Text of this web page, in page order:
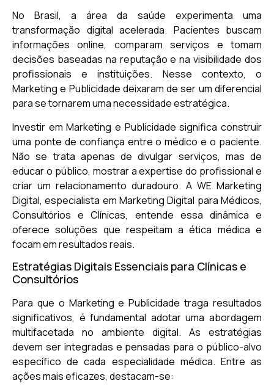
No Brasil, a área da saúde experimenta uma
transformação digital acelerada. Pacientes buscam
informações online, comparam serviços e tomam
decisões baseadas na reputação e na visibilidade dos
profissionais e instituições. Nesse contexto, o
Marketing e Publicidade deixaram de ser um diferencial
para se tornarem uma necessidade estratégica.
Investir em Marketing e Publicidade significa construir
uma ponte de confiança entre o médico e o paciente.
Não se trata apenas de divulgar serviços, mas de
educar o público, mostrar a expertise do profissional e
criar um relacionamento duradouro. A WE Marketing
Digital, especialista em Marketing Digital para Médicos,
Consultórios e Clínicas, entende essa dinâmica e
oferece soluções que respeitam a ética médica e
focam em resultados reais.
Estratégias Digitais Essenciais para Clínicas e
Consultórios
Para que o Marketing e Publicidade traga resultados
significativos, é fundamental adotar uma abordagem
multifacetada no ambiente digital. As estratégias
devem ser integradas e pensadas para o público-alvo
específico de cada especialidade médica. Entre as
ações mais eficazes, destacam-se: